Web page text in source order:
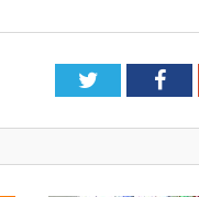
Twitter